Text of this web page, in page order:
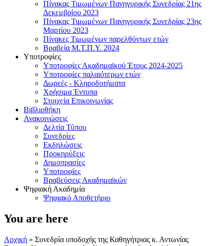
Πίνακας Τιμωμένων Πανηγυρικής Συνεδρίας 21ης
Δεκεμβρίου 2023
Πίνακας Τιμωμένων Πανηγυρικής Συνεδρίας 23ης
Μαρτίου 2023
Πίνακες Τιμωμένων παρελθόντων ετών
Βραβεία Μ.Τ.Π.Υ. 2024
Υποτροφίες
Υποτροφίες Ακαδημαϊκού Έτους 2024-2025
Υποτροφίες παλαιότερων ετών
Δωρεές - Κληροδοτήματα
Χρήσιμα Έντυπα
Στοιχεία Επικοινωνίας
Βιβλιοθήκη
Ανακοινώσεις
Δελτία Τύπου
Συνεδρίες
Εκδηλώσεις
Προκηρύξεις
Δημοπρασίες
Υποτροφίες
Βραβεύσεις Ακαδημαϊκών
Ψηφιακή Ακαδημία
Ψηφιακό Αποθετήριο
You are here
Αρχική » Συνεδρία υποδοχής της Καθηγήτριας κ. Αντωνίας